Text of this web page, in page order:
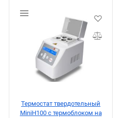
Термостат твердотельный
MiniH100 с термоблоком на